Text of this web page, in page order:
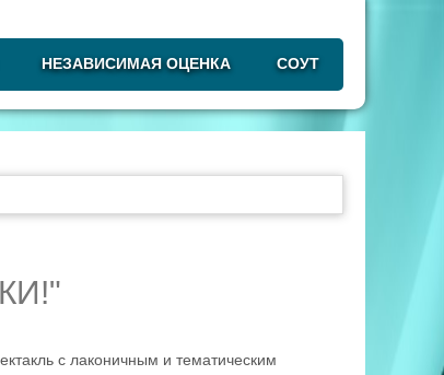
НЕЗАВИСИМАЯ ОЦЕНКА СОУТ
с лаконичным и тематическим